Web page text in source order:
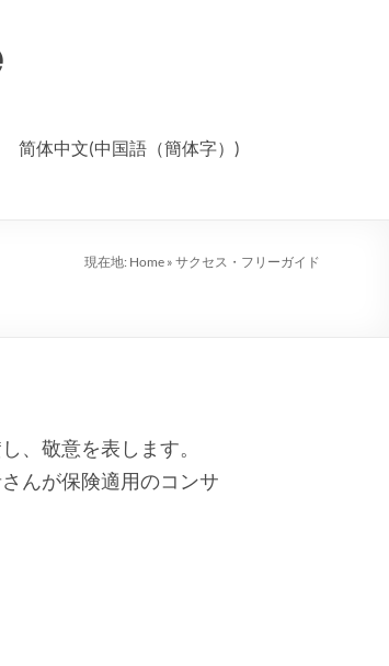
简体中文(中国語（簡体字）)
現在地: Home » サクセス・フリーガイド
、敬意を表します。
んが保険適用のコンサ